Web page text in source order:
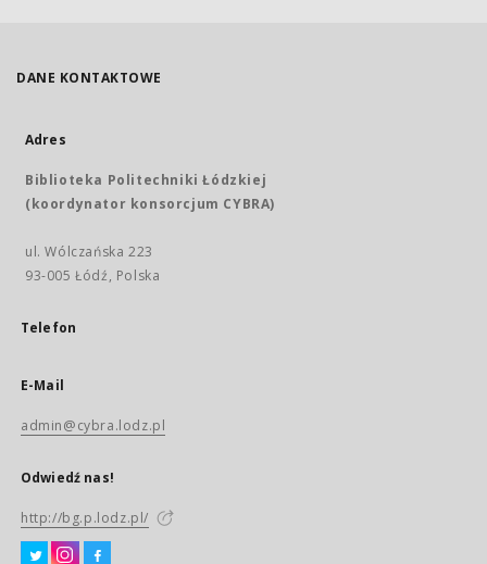
DANE KONTAKTOWE
Adres
Biblioteka Politechniki Łódzkiej
(koordynator konsorcjum CYBRA)
ul. Wólczańska 223
93-005 Łódź, Polska
Telefon
E-Mail
admin@cybra.lodz.pl
Odwiedź nas!
http://bg.p.lodz.pl/